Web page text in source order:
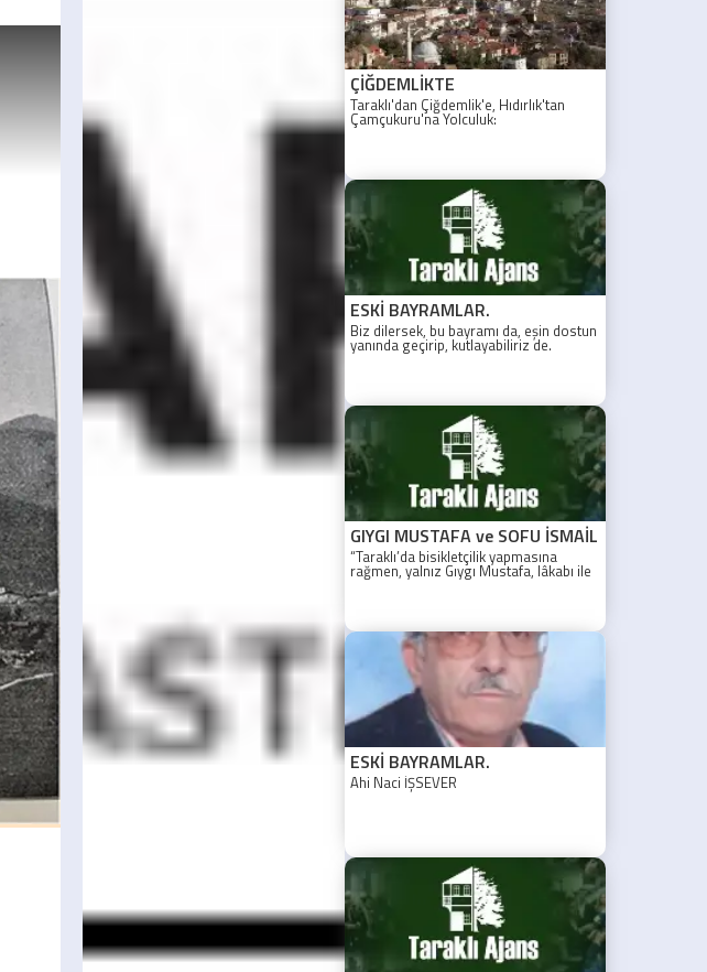
ÇİĞDEMLİKTE
Taraklı'dan Çiğdemlik'e, Hıdırlık'tan
Çamçukuru'na Yolculuk:
Düşüncelerimizin ve Yaşamın Tartıldığı
ESKİ BAYRAMLAR.
Biz dilersek, bu bayramı da, eşin dostun
yanında geçirip, kutlayabiliriz de.
GIYGI MUSTAFA ve SOFU İSMAİL
“Taraklı’da bisikletçilik yapmasına
rağmen, yalnız Gıygı Mustafa, lâkabı ile
anılacak. “Nüfuz kaydı da neymiş ?
ESKİ BAYRAMLAR.
Ahi Naci İŞSEVER